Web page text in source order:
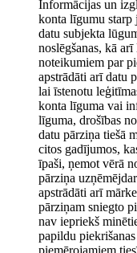
Informācijas un
konta līgumu starp
datu subjekta
noslēgšanas, kā
noteikumiem par
apstrādāti arī datu
lai īstenotu
konta līguma vai
līguma, drošības
datu pārziņa tiešā
citos gadījumos,
īpaši, ņemot vērā
pārziņa
apstrādāti arī
pārziņam sniegto
nav iepriekš
papildu
piemērojamiem